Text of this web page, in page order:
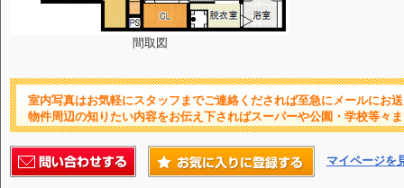
間取図
室内写真はお気軽にスタッフまでご連絡くだされば至急にメールにお
物件周辺の知りたい内容をお伝え下さればスーパーや公園・学校等々
マイページを